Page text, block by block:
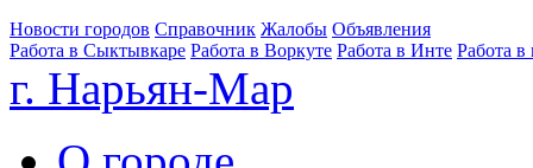
Новости городов Справочник Жалобы Объявления
Работа в Сыктывкаре Работа в Воркуте Работа в Инте Работа в
г. Нарьян-Мар